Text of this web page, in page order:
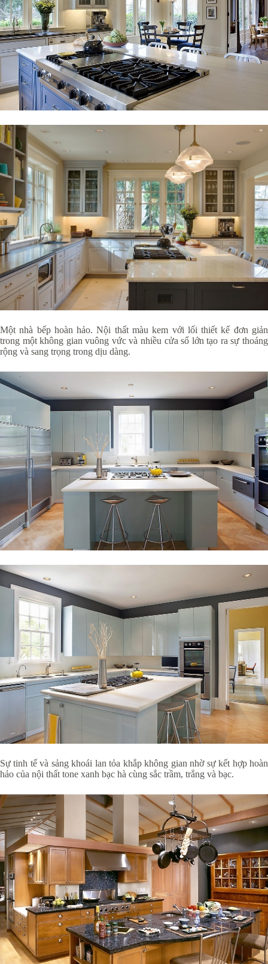
Một nhà bếp hoàn hảo. Nội thất màu kem với lối thiết kế đơn giản
trong một không gian vuông vức và nhiều cửa sổ lớn tạo ra sự thoáng
rộng và sang trọng trong dịu dàng.
Sự tinh tế và sảng khoái lan tỏa khắp không gian nhờ sự kết hợp hoàn
hảo của nội thất tone xanh bạc hà cùng sắc trầm, trắng và bạc.